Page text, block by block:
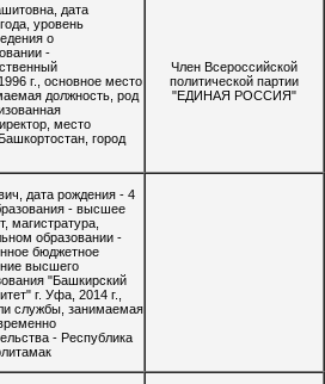
дата
уровень
о
-
г., основное место
должность, род
место
город
Член Всероссийской
политической партии
"ЕДИНАЯ РОССИЯ"
дата рождения - 4
- высшее
магистратура,
образовании -
бюджетное
высшего
"Башкирский
г. Уфа, 2014 г.,
службы, занимаемая
- Республика